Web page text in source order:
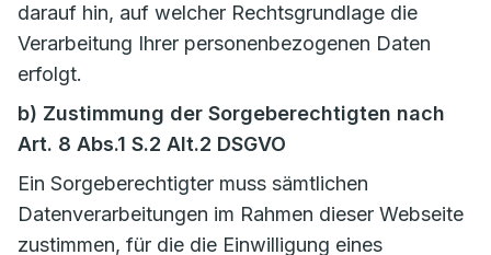
darauf hin, auf welcher Rechtsgrundlage die
Verarbeitung Ihrer personenbezogenen Daten
erfolgt.
b) Zustimmung der Sorgeberechtigten nach
Art. 8 Abs.1 S.2 Alt.2 DSGVO
Ein Sorgeberechtigter muss sämtlichen
Datenverarbeitungen im Rahmen dieser Webseite
zustimmen, für die die Einwilligung eines